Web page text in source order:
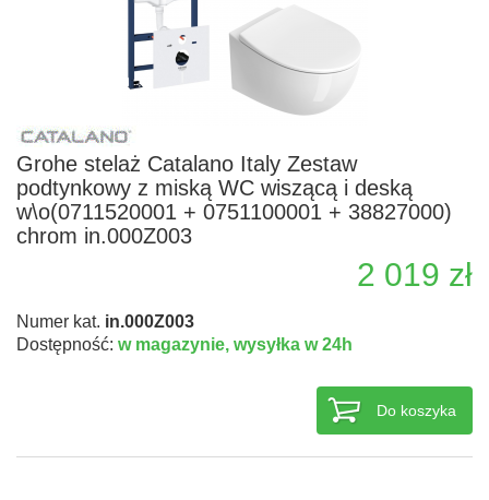
Grohe stelaż Catalano Italy Zestaw
podtynkowy z miską WC wiszącą i deską
w\o(0711520001 + 0751100001 + 38827000)
chrom in.000Z003
2 019 zł
Numer kat. in.000Z003
Dostępność: w magazynie, wysyłka w 24h
Do koszyka